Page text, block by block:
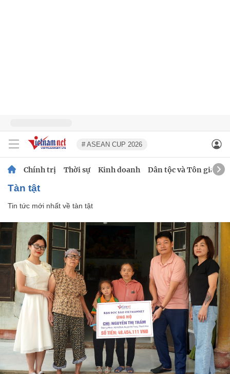
# ASEAN CUP 2026
Chính trị Thời sự Kinh doanh Dân tộc và Tôn giáo
tàn tật
Tin tức mới nhất về tàn tật